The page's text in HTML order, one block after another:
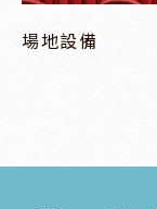
場地設備